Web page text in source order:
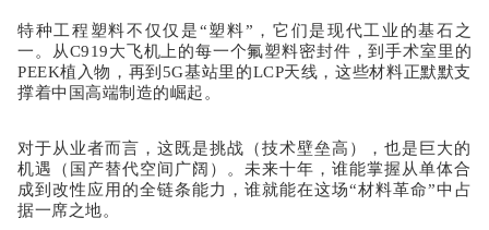
特种工程塑料不仅仅是“塑料”，它们是现代工业的基石之
一。从C919大飞机上的每一个氟塑料密封件，到手术室里的
PEEK植入物，再到5G基站里的LCP天线，这些材料正默默支
撑着中国高端制造的崛起。
对于从业者而言，这既是挑战（技术壁垒高），也是巨大的
机遇（国产替代空间广阔）。未来十年，谁能掌握从单体合
成到改性应用的全链条能力，谁就能在这场“材料革命”中占
据一席之地。